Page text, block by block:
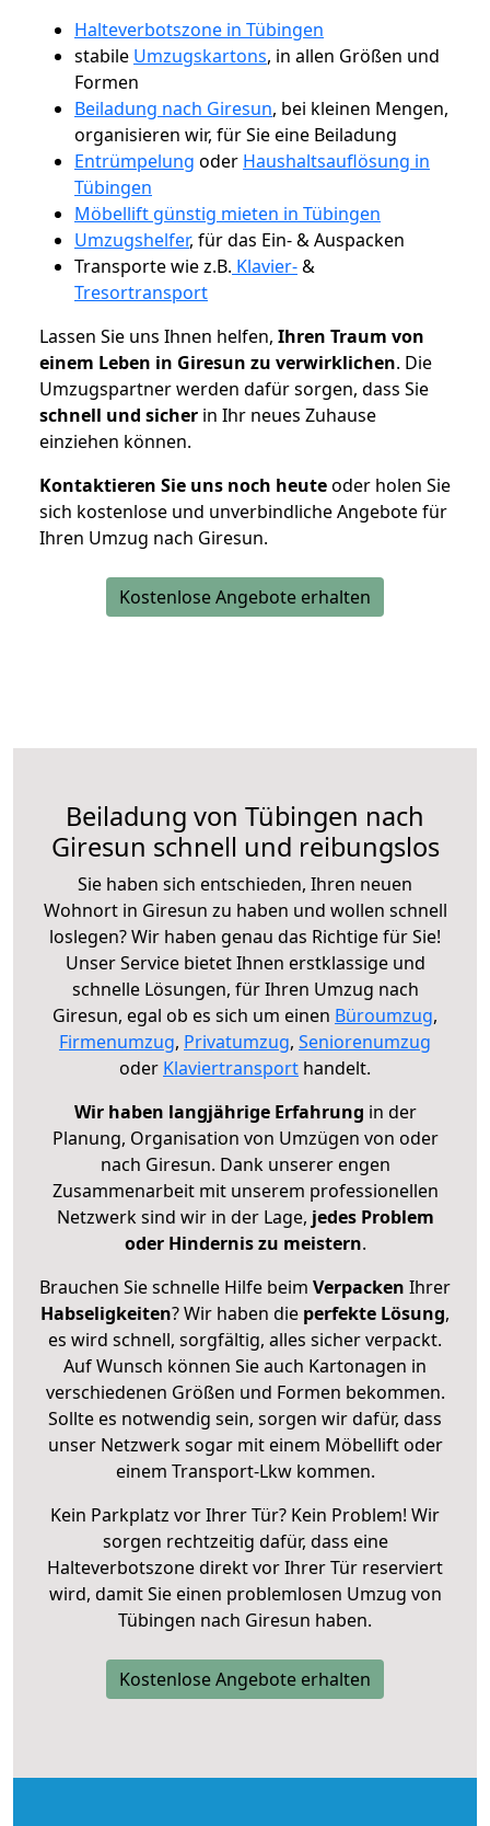
Halteverbotszone in Tübingen
stabile Umzugskartons, in allen Größen und
Formen
Beiladung nach Giresun, bei kleinen Mengen,
organisieren wir, für Sie eine Beiladung
Entrümpelung oder Haushaltsauflösung in
Tübingen
Möbellift günstig mieten in Tübingen
Umzugshelfer, für das Ein- & Auspacken
Transporte wie z.B. Klavier-&
Tresortransport
Lassen Sie uns Ihnen helfen, Ihren Traum von
einem Leben in Giresun zu verwirklichen. Die
Umzugspartner werden dafür sorgen, dass Sie
schnell und sicher in Ihr neues Zuhause
einziehen können.
Kontaktieren Sie uns noch heuteoder holen Sie
sich kostenlose und unverbindliche Angebote für
Ihren Umzug nach Giresun.
Kostenlose Angebote erhalten
Beiladung von Tübingen nach
Giresun schnell und reibungslos
Sie haben sich entschieden, Ihren neuen
Wohnort in Giresun zu haben und wollen schnell
loslegen? Wir haben genau das Richtige für Sie!
Unser Service bietet Ihnen erstklassige und
schnelle Lösungen, für Ihren Umzug nach
Giresun, egal ob es sich um einen Büroumzug,
Firmenumzug, Privatumzug, Seniorenumzug
oder Klaviertransport handelt.
Wir haben langjährige Erfahrung in der
Planung, Organisation von Umzügen von oder
nach Giresun. Dank unserer engen
Zusammenarbeit mit unserem professionellen
Netzwerk sind wir in der Lage, jedes Problem
oder Hindernis zu meistern.
Brauchen Sie schnelle Hilfe beim Verpacken Ihrer
Habseligkeiten? Wir haben die perfekte Lösung,
es wird schnell, sorgfältig, alles sicher verpackt.
Auf Wunsch können Sie auch Kartonagen in
verschiedenen Größen und Formen bekommen.
Sollte es notwendig sein, sorgen wir dafür, dass
unser Netzwerk sogar mit einem Möbellift oder
einem Transport-Lkw kommen.
Kein Parkplatz vor Ihrer Tür? Kein Problem! Wir
sorgen rechtzeitig dafür, dass eine
Halteverbotszone direkt vor Ihrer Tür reserviert
wird, damit Sie einen problemlosen Umzug von
Tübingen nach Giresun haben.
Kostenlose Angebote erhalten